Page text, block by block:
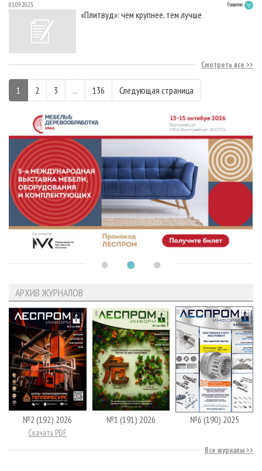
01.09.2023 Развитие
«Плитвуд»: чем крупнее, тем лучше
Смотреть все
1 2 3 ... 136 Следующая страница
АРХИВ ЖУРНАЛОВ
№2 (192) 2026
Скачать PDF
№1 (191) 2026 №6 (190) 2025
Все журналы